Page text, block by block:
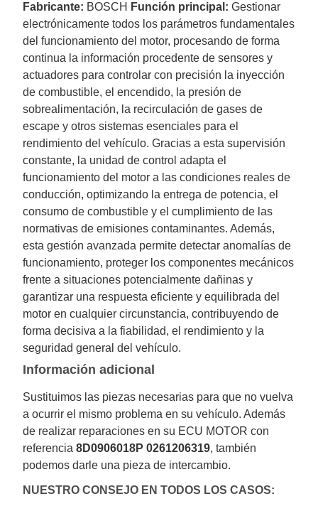
Fabricante: BOSCH Función principal: Gestionar
electrónicamente todos los parámetros fundamentales
del funcionamiento del motor, procesando de forma
continua la información procedente de sensores y
actuadores para controlar con precisión la inyección
de combustible, el encendido, la presión de
sobrealimentación, la recirculación de gases de
escape y otros sistemas esenciales para el
rendimiento del vehículo. Gracias a esta supervisión
constante, la unidad de control adapta el
funcionamiento del motor a las condiciones reales de
conducción, optimizando la entrega de potencia, el
consumo de combustible y el cumplimiento de las
normativas de emisiones contaminantes. Además,
esta gestión avanzada permite detectar anomalías de
funcionamiento, proteger los componentes mecánicos
frente a situaciones potencialmente dañinas y
garantizar una respuesta eficiente y equilibrada del
motor en cualquier circunstancia, contribuyendo de
forma decisiva a la fiabilidad, el rendimiento y la
seguridad general del vehículo.
Información adicional
Sustituimos las piezas necesarias para que no vuelva
a ocurrir el mismo problema en su vehículo. Además
de realizar reparaciones en su ECU MOTOR con
referencia8D0906018P 0261206319, también
podemos darle una pieza de intercambio.
NUESTRO CONSEJO EN TODOS LOS CASOS: